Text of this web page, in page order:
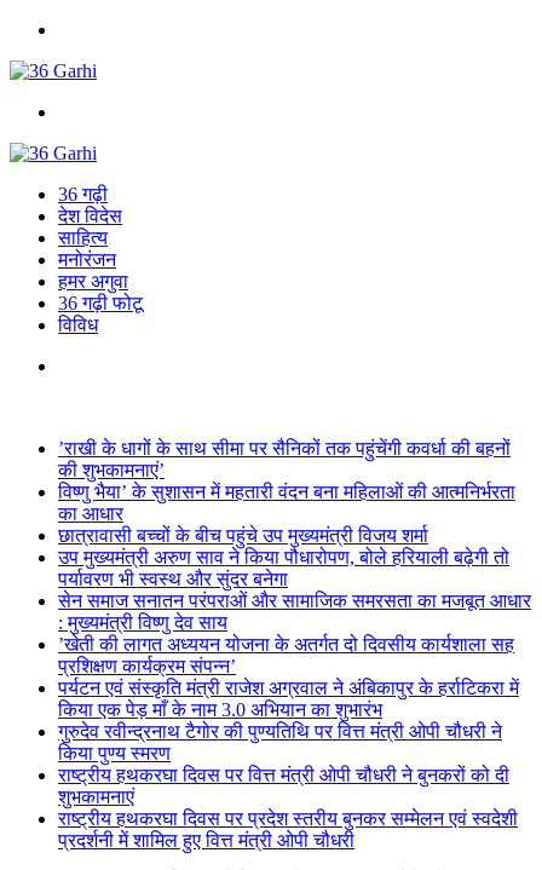
36 गढ़ी
देश विदेस
साहित्य
मनोरंजन
हमर अगुवा
36 गढ़ी फोटू
विविध
’राखी के धागों के साथ सीमा पर सैनिकों तक पहुंचेंगी कवर्धा की बहनों
की शुभकामनाएं’
विष्णु भैया’ के सुशासन में महतारी वंदन बना महिलाओं की आत्मनिर्भरता
का आधार
छात्रावासी बच्चों के बीच पहुंचे उप मुख्यमंत्री विजय शर्मा
उप मुख्यमंत्री अरुण साव ने किया पौधारोपण, बोले हरियाली बढ़ेगी तो
पर्यावरण भी स्वस्थ और सुंदर बनेगा
सेन समाज सनातन परंपराओं और सामाजिक समरसता का मजबूत आधार
: मुख्यमंत्री विष्णु देव साय
’खेती की लागत अध्ययन योजना के अतर्गत दो दिवसीय कार्यशाला सह
प्रशिक्षण कार्यक्रम संपन्न’
पर्यटन एवं संस्कृति मंत्री राजेश अग्रवाल ने अंबिकापुर के हर्राटिकरा में
किया एक पेड़ माँ के नाम 3.0 अभियान का शुभारंभ
गुरुदेव रवीन्द्रनाथ टैगोर की पुण्यतिथि पर वित्त मंत्री ओपी चौधरी ने
किया पुण्य स्मरण
राष्ट्रीय हथकरघा दिवस पर वित्त मंत्री ओपी चौधरी ने बुनकरों को दी
शुभकामनाएं
राष्ट्रीय हथकरघा दिवस पर प्रदेश स्तरीय बुनकर सम्मेलन एवं स्वदेशी
प्रदर्शनी में शामिल हुए वित्त मंत्री ओपी चौधरी